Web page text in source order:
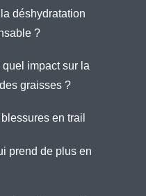
déshydratation
?
impact sur la
graisses ?
en trail
prend de plus en